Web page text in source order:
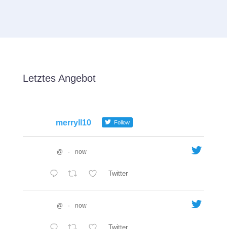
Letztes Angebot
merryll10 Follow
@ · now
Twitter
@ · now
Twitter